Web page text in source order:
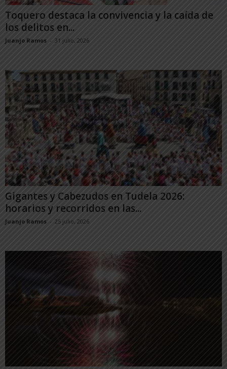
Toquero destaca la convivencia y la caída de
los delitos en...
Juanjo Ramos - 31 julio, 2026
Gigantes y Cabezudos en Tudela 2026:
horarios y recorridos en las...
Juanjo Ramos - 25 julio, 2026